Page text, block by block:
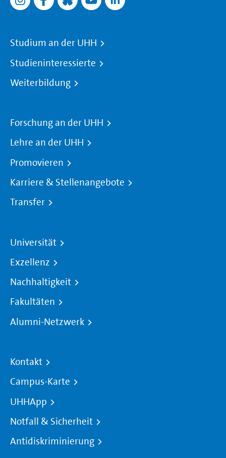
Studium an der UHH
Studieninteressierte
Weiterbildung
Forschung an der UHH
Lehre an der UHH
Promovieren
Karriere & Stellenangebote
Transfer
Universität
Exzellenz
Nachhaltigkeit
Fakultäten
Alumni-Netzwerk
Kontakt
Campus-Karte
UHHApp
Notfall & Sicherheit
Antidiskriminierung